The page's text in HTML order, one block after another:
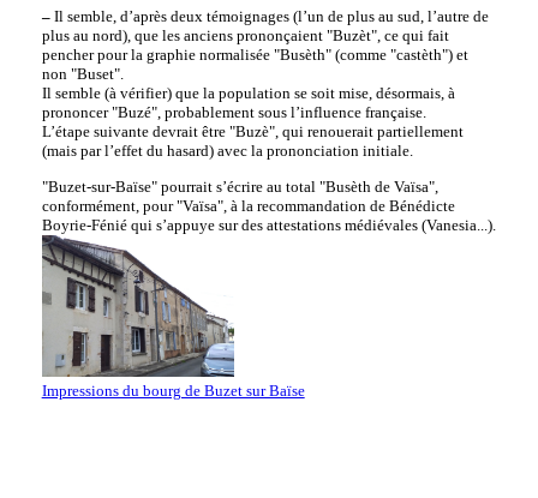
–Il semble, d’après deux témoignages (l’un de plus au sud, l’autre de
plus au nord), que les anciens prononçaient "Buzèt", ce qui fait
pencher pour la graphie normalisée "Busèth" (comme "castèth") et
non "Buset".
Il semble (à vérifier) que la population se soit mise, désormais, à
prononcer "Buzé", probablement sous l’influence française.
L’étape suivante devrait être "Buzè", qui renouerait partiellement
(mais par l’effet du hasard) avec la prononciation initiale.
"Buzet-sur-Baïse" pourrait s’écrire au total "Busèth de Vaïsa",
conformément, pour "Vaïsa", à la recommandation de Bénédicte
Boyrie-Fénié qui s’appuye sur des attestations médiévales (Vanesia...).
Impressions du bourg de Buzet sur Baïse